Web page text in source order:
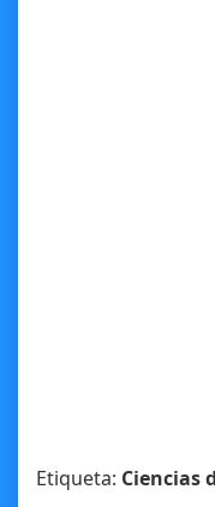
Etiqueta: Ciencias